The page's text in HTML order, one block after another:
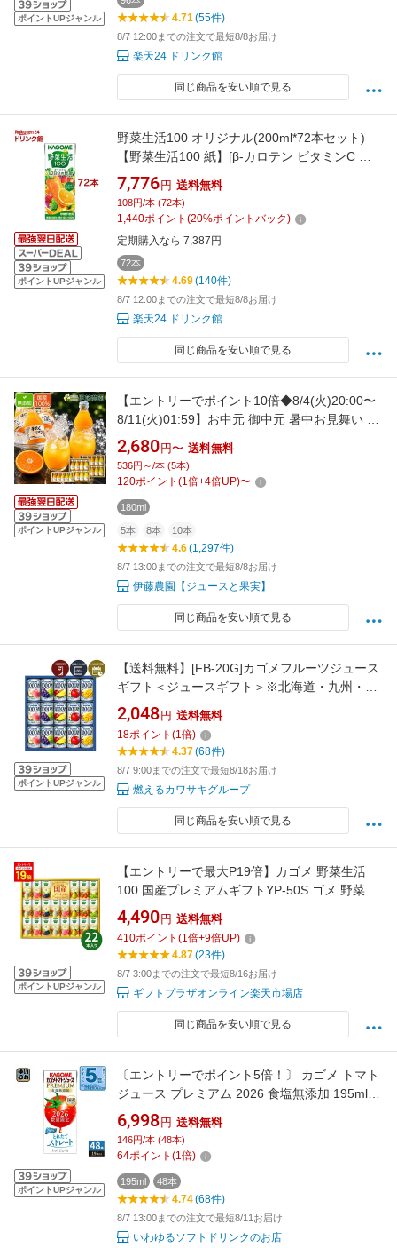
ポイントUPジャンル 4.71(55件)
8/7 12:00までの注文で最短8/8お届け
楽天24 ドリンク館
同じ商品を安い順で見る
ポイントUPジャンル
野菜生活100 オリジナル(200ml*72本セット)
【野菜生活100 紙】[β-カロテン ビタミンC 野
菜ジュース]
7,776 円 送料無料
108円/本 (72本)
1,440ポイント (20%ポイントバック)
定期購入なら 7,387円
72本
4.69(140件)
8/7 12:00までの注文で最短8/8お届け
楽天24 ドリンク館
同じ商品を安い順で見る
ポイントUPジャンル
【エントリーでポイント10倍◆8/4(火)20:00〜
8/11(火)01:59】お中元 御中元 暑中お見舞い お
供え 御供 ジュース ストレート みかんジュース
無添加 オレンジジュース 送料無料｜和歌山 伊
藤農園 人気ドリンクギフト 大容量 手土産 父の
2,680 円〜 送料無料
536円～/本 (5本)
120ポイント (1倍+4倍UP)〜
180ml
5本 8本 10本
4.6(1,297件)
8/7 13:00までの注文で最短8/8お届け
伊藤農園【ジュースと果実】
同じ商品を安い順で見る
ポイントUPジャンル
【送料無料】[FB-20G]カゴメフルーツジュース
ギフト＜ジュースギフト＞※北海道・九州・沖
縄県は送料無料対象外2026お中元 カゴメ ギフ
トFB-20S FB-20N FB-20W FB-
20R[S26.2434.10.SE]
2,048 円 送料無料
18ポイント (1倍)
4.37(68件)
8/7 9:00までの注文で最短8/18お届け
燃えるカワサキグループ
同じ商品を安い順で見る
ポイントUPジャンル
【エントリーで最大P19倍】カゴメ 野菜生活
100 国産プレミアムギフトYP-50S ゴメ 野菜生
活100 ジュースギフト 野菜ジュース 果実ジュ
ース 国産 プレミアム 飲料詰め合わせ 健康飲料
贈答用 内祝い 法人ギフト 暑中見舞い 残暑見舞
い 御中元 夏ギフト
4,490 円 送料無料
410ポイント (1倍+9倍UP)
4.87(23件)
8/7 3:00までの注文で最短8/16お届け
ギフトプラザオンライン楽天市場店
同じ商品を安い順で見る
ポイントUPジャンル
〔エントリーでポイント5倍！〕 カゴメ トマト
ジュース プレミアム 2026 食塩無添加 195ml
紙パック 48本 (24本入×2 まとめ買い)
PREMIUM 数量限定 2026年収穫 国産トマト
100% リコピンたっぷり ストレート製法 プレミ
6,998 円 送料無料
146円/本 (48本)
64ポイント (1倍)
195ml 48本
4.74(68件)
8/7 13:00までの注文で最短8/11お届け
いわゆるソフトドリンクのお店